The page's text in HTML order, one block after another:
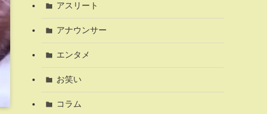
アスリート
アナウンサー
エンタメ
お笑い
コラム